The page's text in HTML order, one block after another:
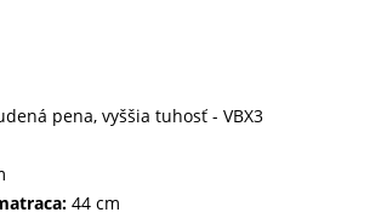
pena, vyššia tuhosť - VBX3
44 cm